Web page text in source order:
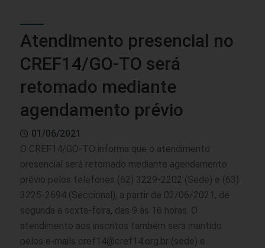
Atendimento presencial no
CREF14/GO-TO será
retomado mediante
agendamento prévio
01/06/2021
O CREF14/GO-TO informa que o atendimento
presencial será retomado mediante agendamento
prévio pelos telefones (62) 3229-2202 (Sede) e (63)
3225-2694 (Seccional), a partir de 02/06/2021, de
segunda a sexta-feira, das 9 às 16 horas. O
atendimento aos inscritos também será mantido
pelos e-mails cref14@cref14.org.br (sede) e